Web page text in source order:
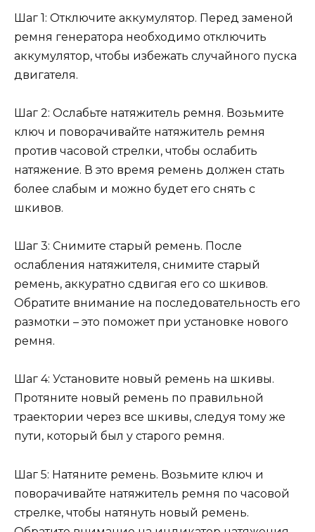
Шаг 1: Отключите аккумулятор. Перед заменой
ремня генератора необходимо отключить
аккумулятор, чтобы избежать случайного пуска
двигателя.
Шаг 2: Ослабьте натяжитель ремня. Возьмите
ключ и поворачивайте натяжитель ремня
против часовой стрелки, чтобы ослабить
натяжение. В это время ремень должен стать
более слабым и можно будет его снять с
шкивов.
Шаг 3: Снимите старый ремень. После
ослабления натяжителя, снимите старый
ремень, аккуратно сдвигая его со шкивов.
Обратите внимание на последовательность его
размотки – это поможет при установке нового
ремня.
Шаг 4: Установите новый ремень на шкивы.
Протяните новый ремень по правильной
траектории через все шкивы, следуя тому же
пути, который был у старого ремня.
Шаг 5: Натяните ремень. Возьмите ключ и
поворачивайте натяжитель ремня по часовой
стрелке, чтобы натянуть новый ремень.